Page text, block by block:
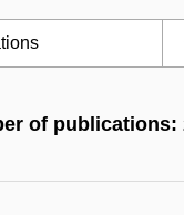
of publications: